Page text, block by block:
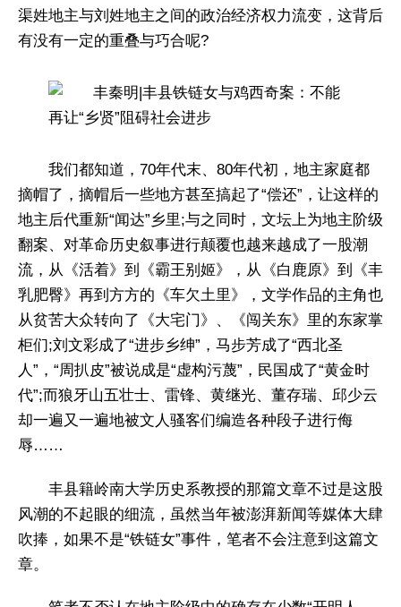
渠姓地主与刘姓地主之间的政治经济权力流变，这背后
有没有一定的重叠与巧合呢?
我们都知道，70年代末、80年代初，地主家庭都
摘帽了，摘帽后一些地方甚至搞起了“偿还”，让这样的
地主后代重新“闻达”乡里;与之同时，文坛上为地主阶级
翻案、对革命历史叙事进行颠覆也越来越成了一股潮
流，从《活着》到《霸王别姬》，从《白鹿原》到《丰
乳肥臀》再到方方的《车欠土里》，文学作品的主角也
从贫苦大众转向了《大宅门》、《闯关东》里的东家掌
柜们;刘文彩成了“进步乡绅”，马步芳成了“西北圣
人”，“周扒皮”被说成是“虚构污蔑”，民国成了“黄金时
代”;而狼牙山五壮士、雷锋、黄继光、董存瑞、邱少云
却一遍又一遍地被文人骚客们编造各种段子进行侮
辱……
丰县籍岭南大学历史系教授的那篇文章不过是这股
风潮的不起眼的细流，虽然当年被澎湃新闻等媒体大肆
吹捧，如果不是“铁链女”事件，笔者不会注意到这篇文
章。